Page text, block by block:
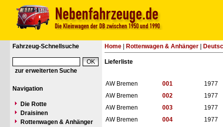
Fahrzeug-Schnellsuche
zur erweiterten Suche
Navigation
Die Rotte
Draisinen
Rottenwagen & Anhänger
Home Rottenwagen & Anhänger
Lieferliste
AW Bremen 001
1977
AW Bremen
002
1977
AW Bremen
003
1977
AW Bremen
004
1977